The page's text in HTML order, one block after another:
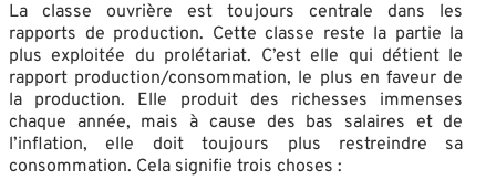
La classe ouvrière est toujours centrale dans les
rapports de production. Cette classe reste la partie la
plus exploitée du prolétariat. C’est elle qui détient le
rapport production/consommation, le plus en faveur de
la production. Elle produit des richesses immenses
chaque année, mais à cause des bas salaires et de
l’inflation, elle doit toujours plus restreindre sa
consommation. Cela signifie trois choses :